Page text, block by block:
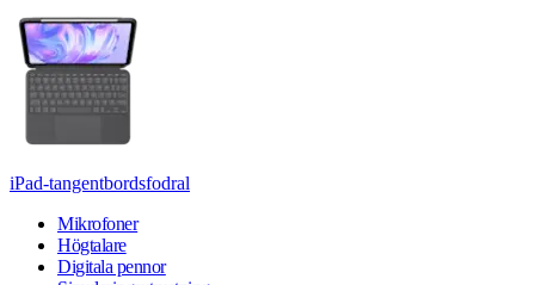
iPad-tangentbordsfodral
Mikrofoner
Högtalare
Digitala pennor